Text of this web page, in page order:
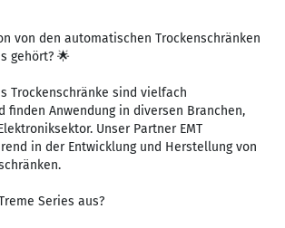
von den automatischen Trockenschränken
gehört? 🌟
Trockenschränke sind vielfach
finden Anwendung in diversen Branchen,
Unser Partner EMT
in der Entwicklung und Herstellung von
Series aus?